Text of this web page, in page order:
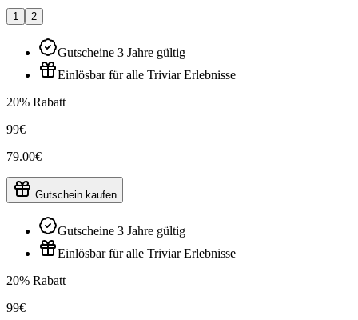
1 2
Gutscheine 3 Jahre gültig
Einlösbar für alle Triviar Erlebnisse
20% Rabatt
99€
79.00€
Gutschein kaufen
Gutscheine 3 Jahre gültig
Einlösbar für alle Triviar Erlebnisse
20% Rabatt
99€